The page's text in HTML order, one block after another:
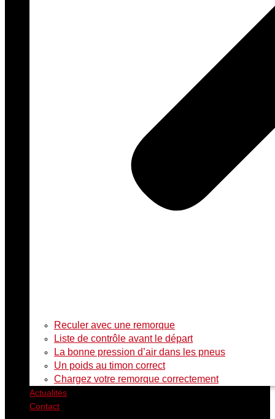
Reculer avec une remorque
Liste de contrôle avant le départ
La bonne pression d’air dans les pneus
Un poids au timon correct
Chargez votre remorque correctement
Actualités
Contact